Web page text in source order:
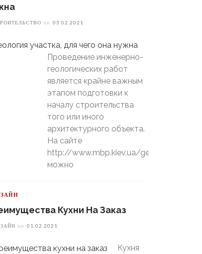
on 03.02.2021
Проведение инженерно-
геологических работ
является крайне важным
этапом подготовки к
началу строительства
того или иного
архитектурного объекта.
На сайте
http://www.mbp.kiev.ua/geology
можно
Кухни На Заказ
on 01.02.2021
Кухня